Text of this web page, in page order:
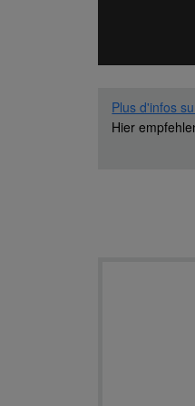
Plus d'infos
Hier